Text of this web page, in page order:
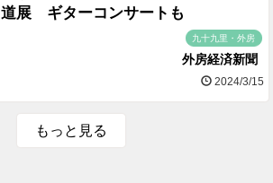
道展 ギターコンサートも
九十九里・外房
外房経済新聞
2024/3/15
もっと見る